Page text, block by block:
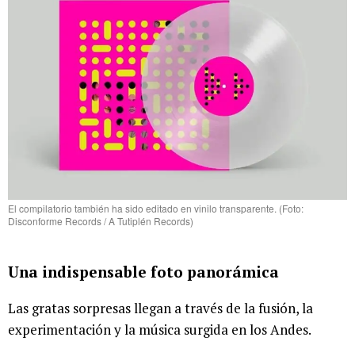
El compilatorio también ha sido editado en vinilo transparente. (Foto:
Disconforme Records / A Tutiplén Records)
Una indispensable foto panorámica
Las gratas sorpresas llegan a través de la fusión, la
experimentación y la música surgida en los Andes.